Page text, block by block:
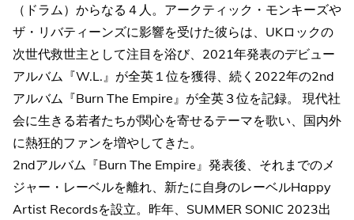
（ドラム）からなる４人。アークティック・モンキーズや
ザ・リバティーンズに影響を受けた彼らは、UKロックの
次世代救世主として注目を浴び、2021年発表のデビュー
アルバム『W.L.』が全英１位を獲得、続く2022年の2nd
アルバム『Burn The Empire』が全英３位を記録。 現代社
会に生きる若者たちが関心を寄せるテーマを歌い、国内外
に熱狂的ファンを増やしてきた。
2ndアルバム『Burn The Empire』発表後、それまでのメ
ジャー・レーベルを離れ、新たに自身のレーベルHappy
Artist Recordsを設立。昨年、SUMMER SONIC 2023出